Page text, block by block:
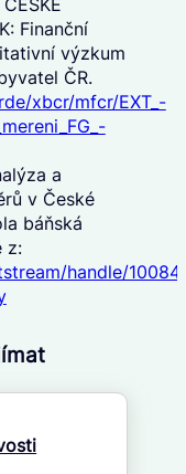
Finanční
výzkum
ČR.
xbcr/mfcr/EXT_-
a
v České
báňská
z:
handle/